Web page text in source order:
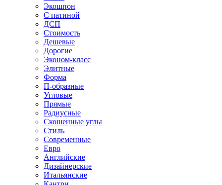
Экошпон
С патиной
ДСП
Стоимость
Дешевые
Дорогие
Эконом-класс
Элитные
Форма
П-образные
Угловые
Прямые
Радиусные
Скошенные углы
Стиль
Современные
Евро
Английские
Дизайнерские
Итальянские